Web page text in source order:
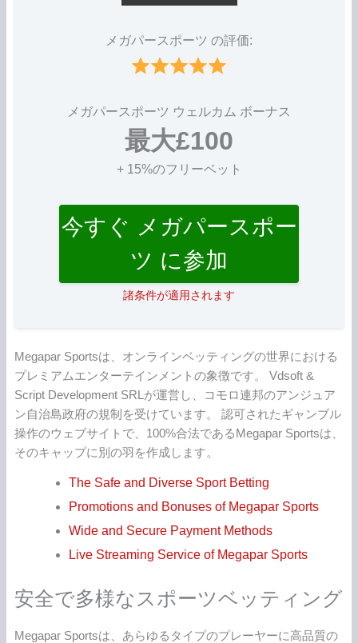
メガパースポーツ の評価:
メガパースポーツ ウェルカム ボーナス
最大£100
+ 15%のフリーベット
今すぐ メガパースポー
ツ に参加
諸条件が適用されます
Megapar Sportsは、オンラインベッティングの世界における
プレミアムエンターテインメントの象徴です。 Vdsoft &
Script Development SRLが運営し、コモロ連邦のアンジュア
ン自治島政府の規制を受けています。 認可されたギャンブル
操作のウェブサイトで、100%合法であるMegapar Sportsは、
そのキャップに別の羽を作成します。
The Safe and Diverse Sport Betting
Promotions and Bonuses of Megapar Sports
Wide and Secure Payment Methods
Live Streaming Service of Megapar Sports
安全で多様なスポーツベッティング
Megapar Sportsは、あらゆるタイプのプレーヤーに高品質の